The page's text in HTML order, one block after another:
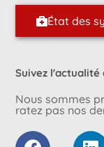
État des
Suivez l'actualité
Nous sommes
ratez pas nos